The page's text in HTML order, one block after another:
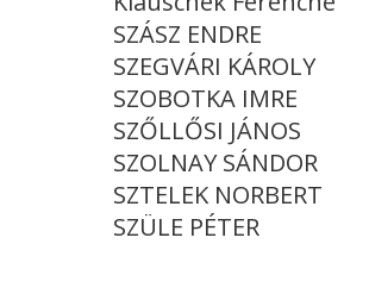
SZÁSZ ENDRE
SZEGVÁRI KÁROLY
SZOBOTKA IMRE
SZŐLLŐSI JÁNOS
SZOLNAY SÁNDOR
SZTELEK NORBERT
SZÜLE PÉTER